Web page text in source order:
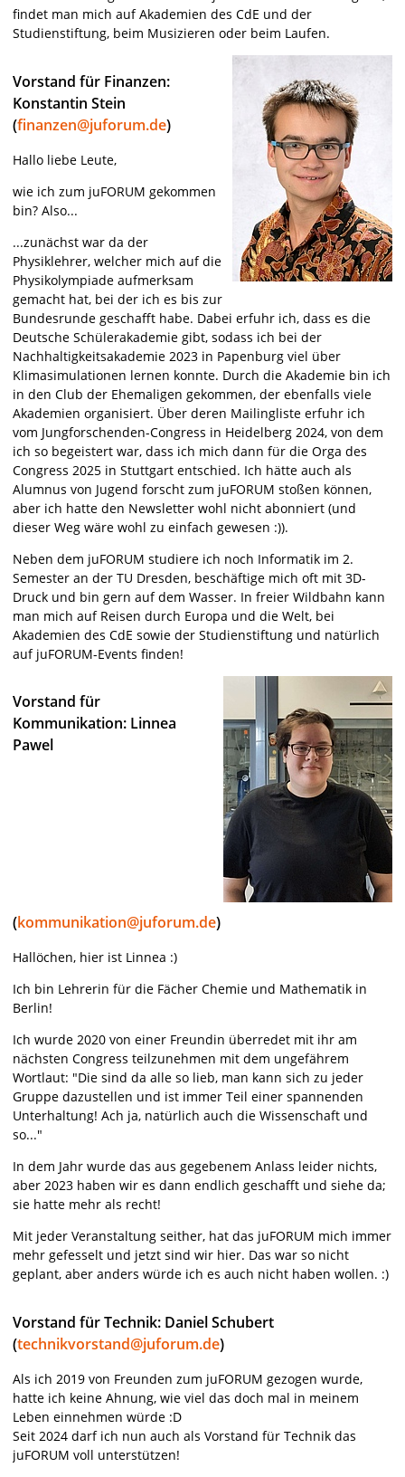
findet man mich auf Akademien des CdE und der
Studienstiftung, beim Musizieren oder beim Laufen.
Vorstand für Finanzen:
Konstantin Stein
(finanzen@juforum.de)
Hallo liebe Leute,
wie ich zum juFORUM gekommen
bin? Also...
...zunächst war da der
Physiklehrer, welcher mich auf die
Physikolympiade aufmerksam
gemacht hat, bei der ich es bis zur
Bundesrunde geschafft habe. Dabei erfuhr ich, dass es die
Deutsche Schülerakademie gibt, sodass ich bei der
Nachhaltigkeitsakademie 2023 in Papenburg viel über
Klimasimulationen lernen konnte. Durch die Akademie bin ich
in den Club der Ehemaligen gekommen, der ebenfalls viele
Akademien organisiert. Über deren Mailingliste erfuhr ich
vom Jungforschenden-Congress in Heidelberg 2024, von dem
ich so begeistert war, dass ich mich dann für die Orga des
Congress 2025 in Stuttgart entschied. Ich hätte auch als
Alumnus von Jugend forscht zum juFORUM stoßen können,
aber ich hatte den Newsletter wohl nicht abonniert (und
dieser Weg wäre wohl zu einfach gewesen :)).
Neben dem juFORUM studiere ich noch Informatik im 2.
Semester an der TU Dresden, beschäftige mich oft mit 3D-
Druck und bin gern auf dem Wasser. In freier Wildbahn kann
man mich auf Reisen durch Europa und die Welt, bei
Akademien des CdE sowie der Studienstiftung und natürlich
auf juFORUM-Events finden!
Vorstand für
Kommunikation: Linnea
Pawel
(kommunikation@juforum.de)
Hallöchen, hier ist Linnea :)
Ich bin Lehrerin für die Fächer Chemie und Mathematik in
Berlin!
Ich wurde 2020 von einer Freundin überredet mit ihr am
nächsten Congress teilzunehmen mit dem ungefährem
Wortlaut: "Die sind da alle so lieb, man kann sich zu jeder
Gruppe dazustellen und ist immer Teil einer spannenden
Unterhaltung! Ach ja, natürlich auch die Wissenschaft und
so..."
In dem Jahr wurde das aus gegebenem Anlass leider nichts,
aber 2023 haben wir es dann endlich geschafft und siehe da;
sie hatte mehr als recht!
Mit jeder Veranstaltung seither, hat das juFORUM mich immer
mehr gefesselt und jetzt sind wir hier. Das war so nicht
geplant, aber anders würde ich es auch nicht haben wollen. :)
Vorstand für Technik: Daniel Schubert
(technikvorstand@juforum.de)
Als ich 2019 von Freunden zum juFORUM gezogen wurde,
hatte ich keine Ahnung, wie viel das doch mal in meinem
Leben einnehmen würde :D
Seit 2024 darf ich nun auch als Vorstand für Technik das
juFORUM voll unterstützen!